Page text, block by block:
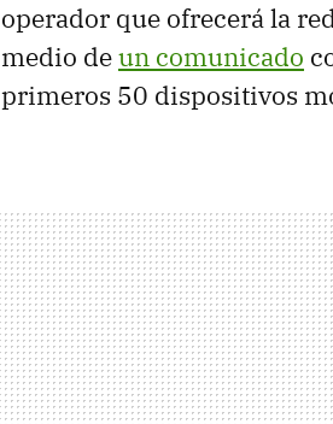
operador que ofrecerá la
medio deun comunicado
primeros 50 dispositivos